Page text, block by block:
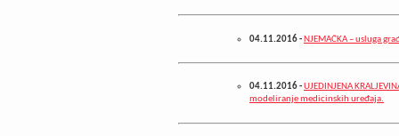
04.11.2016- NJEMAČKA – usluga
04.11.2016-UJEDINJENA
modeliranje medicinskih uređaja.